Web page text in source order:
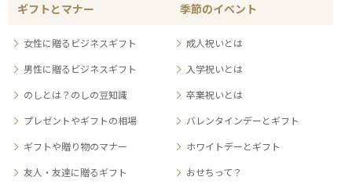
ギフトとマナー
女性に贈るビジネスギフト
男性に贈るビジネスギフト
のしとは？のしの豆知識
プレゼントやギフトの相場
ギフトや贈り物のマナー
友人・友達に贈るギフト
季節のイベント
成人祝いとは
入学祝いとは
卒業祝いとは
バレンタインデーとギフト
ホワイトデーとギフト
おせちって？